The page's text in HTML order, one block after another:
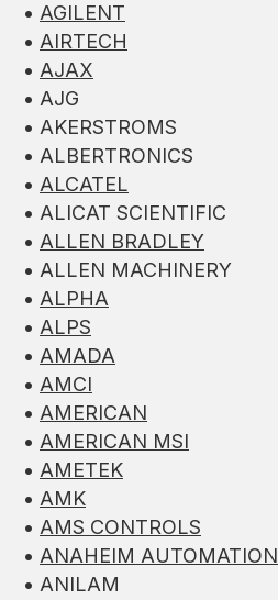
• AGILENT
• AIRTECH
• AJAX
• AJG
• AKERSTROMS
• ALBERTRONICS
• ALCATEL
• ALICAT SCIENTIFIC
• ALLEN BRADLEY
• ALLEN MACHINERY
• ALPHA
• ALPS
• AMADA
• AMCI
• AMERICAN
• AMERICAN MSI
• AMETEK
• AMK
• AMS CONTROLS
• ANAHEIM AUTOMATION
• ANILAM